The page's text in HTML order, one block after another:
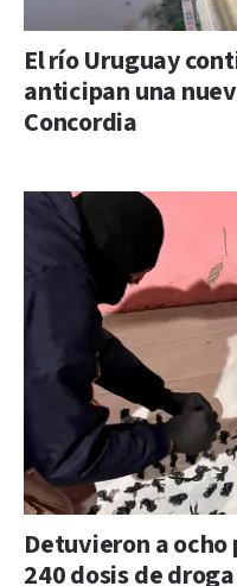
El río Uruguay
anticipan una
Concordia
Detuvieron a ocho
240 dosis de